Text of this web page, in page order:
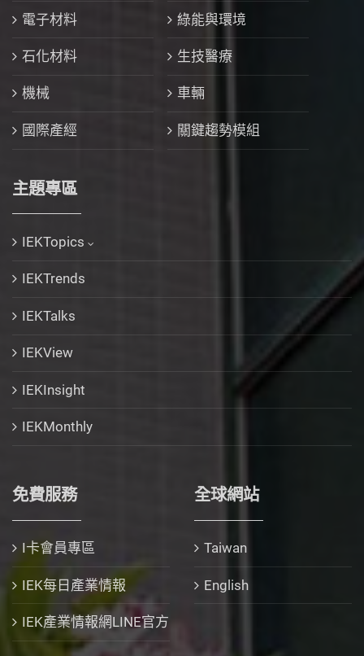
電子材料 綠能與環境
石化材料 生技醫療
機械 車輛
國際產經 關鍵趨勢模組
主題專區
IEKTopics
IEKTrends
IEKTalks
IEKView
IEKInsight
IEKMonthly
免費服務
I卡會員專區
IEK每日產業情報
IEK產業情報網LINE官方
全球網站
Taiwan
English